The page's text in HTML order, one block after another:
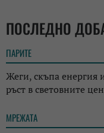
ПОСЛЕДНО
ПАРИТЕ
Жеги, скъпа енергия
ръст в световните
МРЕЖАТА